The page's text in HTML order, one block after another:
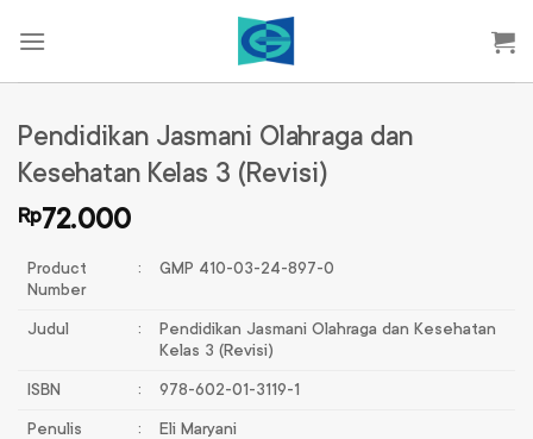
Pendidikan Jasmani Olahraga dan
Kesehatan Kelas 3 (Revisi)
Rp72.000
Product
Number
: GMP 410-03-24-897-0
Judul :
Pendidikan Jasmani Olahraga dan Kesehatan
Kelas 3 (Revisi)
ISBN : 978-602-01-3119-1
Penulis : Eli Maryani